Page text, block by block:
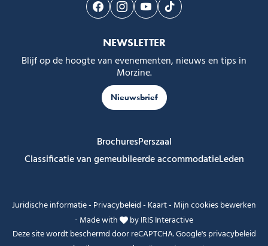
Volg ons op Facebook
Volg ons op Instagram
Volg ons op Youtube
Volg ons op Tiktok
NEWSLETTER
Blijf op de hoogte van evenementen, nieuws en tips in
Morzine.
Nieuwsbrief
BrochuresPerszaal
Classificatie van gemeubileerde accommodatieLeden
Juridische informatie- Privacybeleid- Kaart- Mijn cookies bewerken
- Made with byIRIS Interactive
Deze site wordt beschermd door reCAPTCHA. Google'sprivacybeleid